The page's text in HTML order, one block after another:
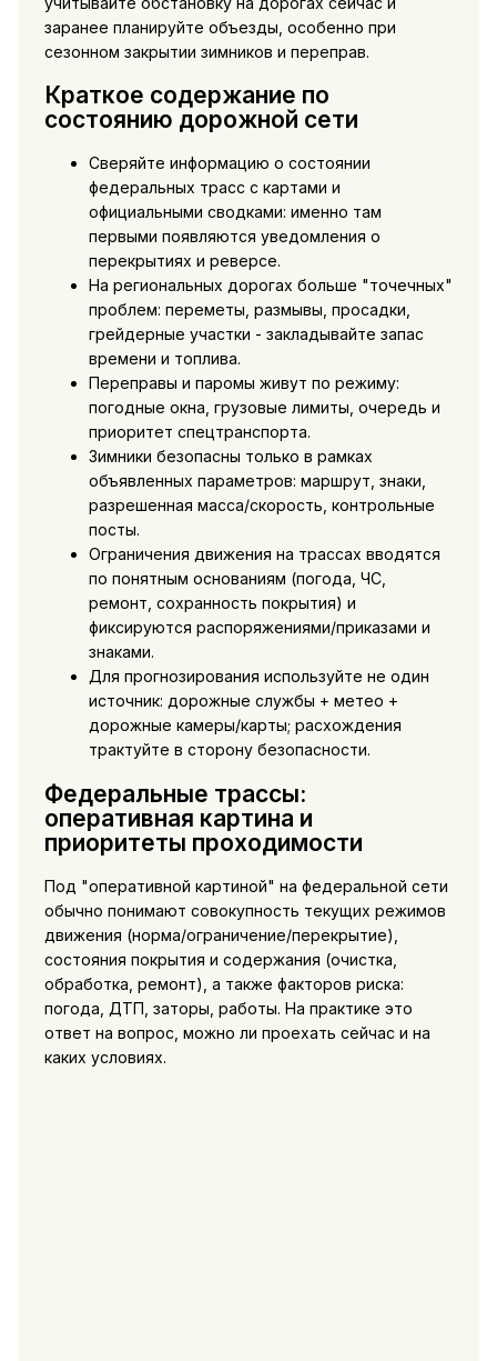
заранее планируйте объезды, особенно при
сезонном закрытии зимников и переправ.
Краткое содержание по
состоянию дорожной сети
Сверяйте информацию о состоянии
федеральных трасс с картами и
официальными сводками: именно там
первыми появляются уведомления о
перекрытиях и реверсе.
На региональных дорогах больше "точечных"
проблем: переметы, размывы, просадки,
грейдерные участки - закладывайте запас
времени и топлива.
Переправы и паромы живут по режиму:
погодные окна, грузовые лимиты, очередь и
приоритет спецтранспорта.
Зимники безопасны только в рамках
объявленных параметров: маршрут, знаки,
разрешенная масса/скорость, контрольные
посты.
Ограничения движения на трассах вводятся
по понятным основаниям (погода, ЧС,
ремонт, сохранность покрытия) и
фиксируются распоряжениями/приказами и
знаками.
Для прогнозирования используйте не один
источник: дорожные службы + метео +
дорожные камеры/карты; расхождения
трактуйте в сторону безопасности.
Федеральные трассы:
оперативная картина и
приоритеты проходимости
Под "оперативной картиной" на федеральной сети
обычно понимают совокупность текущих режимов
движения (норма/ограничение/перекрытие),
состояния покрытия и содержания (очистка,
обработка, ремонт), а также факторов риска:
погода, ДТП, заторы, работы. На практике это
ответ на вопрос, можно ли проехать сейчас и на
каких условиях.